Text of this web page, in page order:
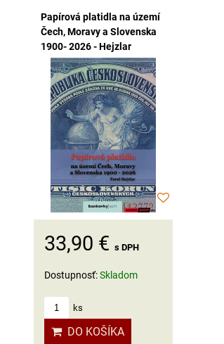
Papírová platidla na území
Čech, Moravy a Slovenska
1900- 2026 - Hejzlar
33,90 € s DPH
Dostupnosť:Skladom
ks
DO KOŠÍKA